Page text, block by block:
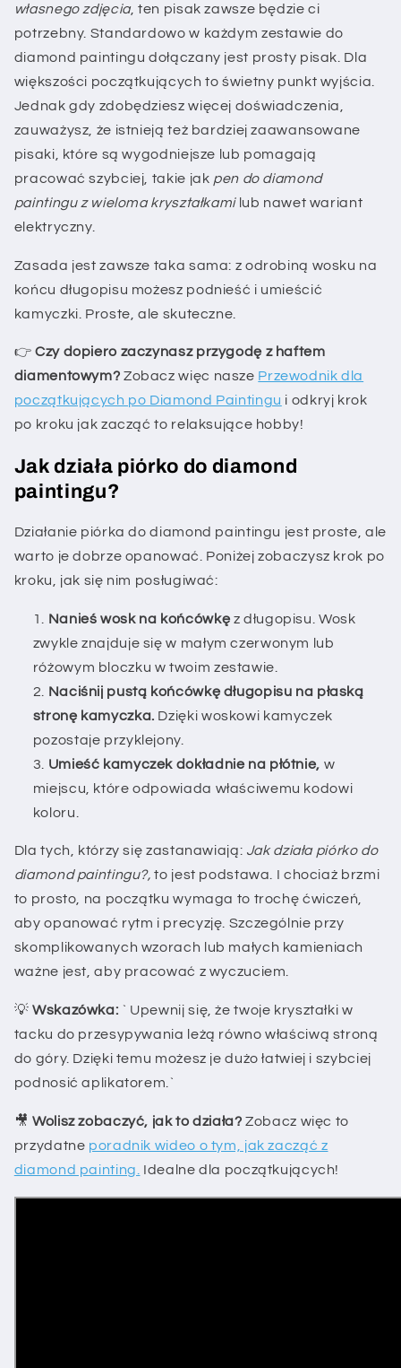
własnego zdjęcia, ten pisak zawsze będzie ci
potrzebny. Standardowo w każdym zestawie do
diamond paintingu dołączany jest prosty pisak. Dla
większości początkujących to świetny punkt wyjścia.
Jednak gdy zdobędziesz więcej doświadczenia,
zauważysz, że istnieją też bardziej zaawansowane
pisaki, które są wygodniejsze lub pomagają
pracować szybciej, takie jak pen do diamond
paintingu z wieloma kryształkamilub nawet wariant
elektryczny.
Zasada jest zawsze taka sama: z odrobiną wosku na
końcu długopisu możesz podnieść i umieścić
kamyczki. Proste, ale skuteczne.
👉 Czy dopiero zaczynasz przygodę z haftem
diamentowym? Zobacz więc nasze Przewodnik dla
początkujących po Diamond Paintingu i odkryj krok
po kroku jak zacząć to relaksujące hobby!
Jak działa piórko do diamond
paintingu?
Działanie piórka do diamond paintingu jest proste, ale
warto je dobrze opanować. Poniżej zobaczysz krok po
kroku, jak się nim posługiwać:
Nanieś wosk na końcówkęz długopisu. Wosk
zwykle znajduje się w małym czerwonym lub
różowym bloczku w twoim zestawie.
Naciśnij pustą końcówkę długopisu na płaską
stronę kamyczka. Dzięki woskowi kamyczek
pozostaje przyklejony.
Umieść kamyczek dokładnie na płótnie, w
miejscu, które odpowiada właściwemu kodowi
koloru.
Dla tych, którzy się zastanawiają: Jak działa piórko do
diamond paintingu?, to jest podstawa. I chociaż brzmi
to prosto, na początku wymaga to trochę ćwiczeń,
aby opanować rytm i precyzję. Szczególnie przy
skomplikowanych wzorach lub małych kamieniach
ważne jest, aby pracować z wyczuciem.
💡Wskazówka: ` Upewnij się, że twoje kryształki w
tacku do przesypywania leżą równo właściwą stroną
do góry. Dzięki temu możesz je dużo łatwiej i szybciej
podnosić aplikatorem.`
🎥Wolisz zobaczyć, jak to działa? Zobacz więc to
przydatne poradnik wideo o tym, jak zacząć z
diamond painting.
Idealne dla początkujących!